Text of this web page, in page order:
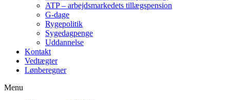
ATP – arbejdsmarkedets tillægspension
G-dage
Rygepolitik
Sygedagpenge
Uddannelse
Kontakt
Vedtægter
Lønberegner
Menu